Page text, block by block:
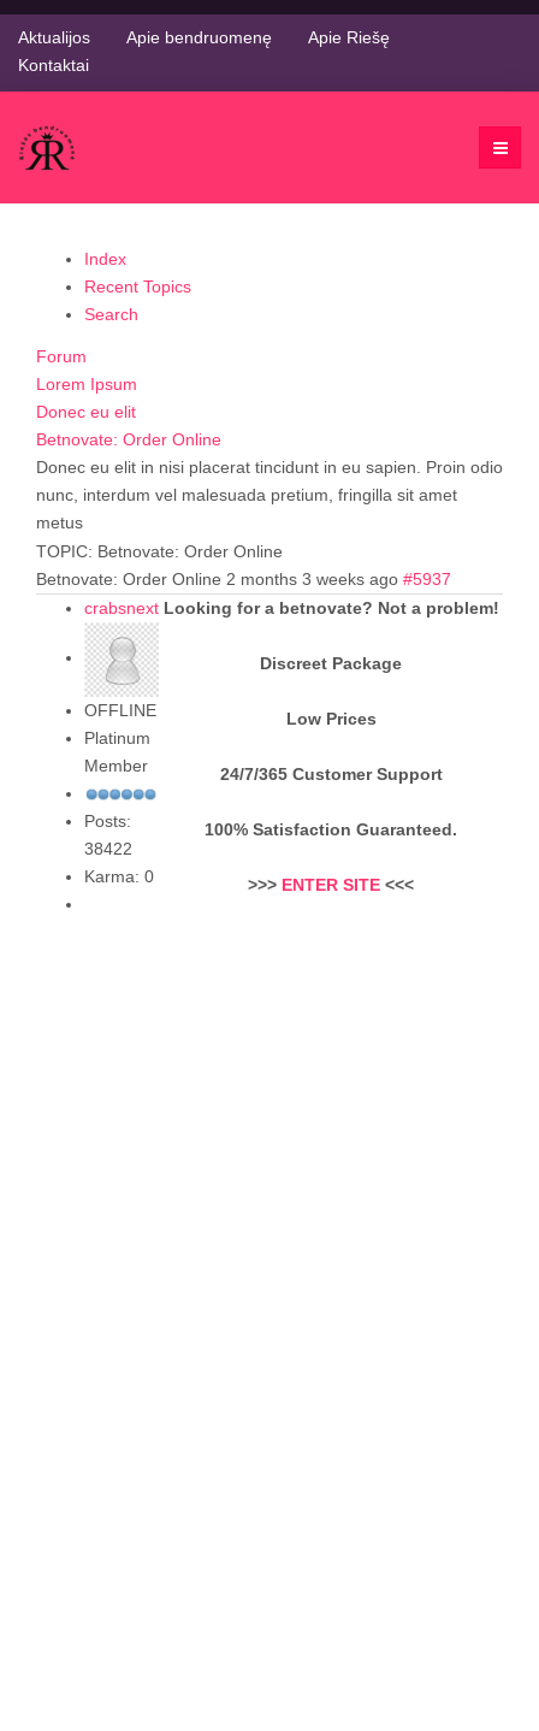
Aktualijos Apie bendruomenę
Apie Riešę
Kontaktai
Index
Recent Topics
Search
Forum
Lorem Ipsum
Donec eu elit
Betnovate: Order Online
Donec eu elit in nisi placerat tincidunt in eu sapien. Proin odio
nunc, interdum vel malesuada pretium, fringilla sit amet
metus
TOPIC: Betnovate: Order Online
Betnovate: Order Online 2 months 3 weeks ago #5937
crabsnext
OFFLINE
Platinum
Member
Posts:
38422
Karma: 0
Looking for a betnovate? Not a problem!
Discreet Package
Low Prices
24/7/365 Customer Support
100% Satisfaction Guaranteed.
>>> ENTER SITE <<<